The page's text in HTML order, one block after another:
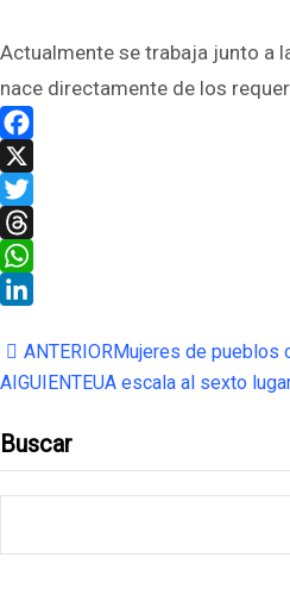
Actualmente se trabaja junto a
nace directamente de los
Facebook
X
Twitter
Threads
WhatsApp
ANTERIORMujeres de pueblos
AIGUIENTEUA escala al sexto
Buscar